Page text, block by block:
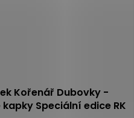
Kořenář Dubovky -
Speciální edice RK